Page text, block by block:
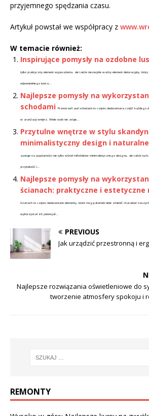
przyjemnego spędzania czasu.
Artykuł powstał we współpracy z
W temacie również:
Inspirujące pomysły na ozdobne
tylko praktyczny element wyposażenia, ale także niezwykle ważny element dekoracyjny,
odpowiedniego lustra...
Najlepsze pomysły na
schodami
Przestrzeń pod schodami to często niedoceniana część każdego
w aranżacji wnętrz. Wiele osób nie zdaje...
Przytulne wnętrze w stylu
minimalistyczny design i
zyskuje na popularności nie tylko wśród miłośników minimalistycznego designu, ale także
przytulność i...
Najlepsze pomysły na
ścianach: praktyczne i estetyczne
ścianach to często niedoceniane elementy, które mogą diametralnie zmienić charakter
wykorzystać ich potencjał...
PREVIOUS
Jak urządzić przestronną i
Najlepsze rozwiązania oświetleniowe do
tworzenie atmosfery spokoju i
REMONTY